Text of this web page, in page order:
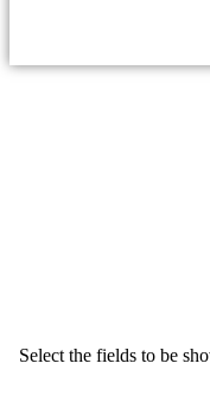
Select the fields to be